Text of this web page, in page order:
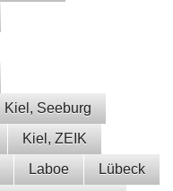
Kiel, Seeburg
Kiel, ZEIK
Laboe
Lübeck